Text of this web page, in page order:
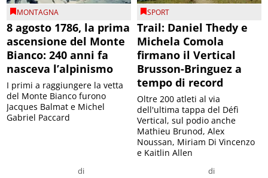
MONTAGNA
8 agosto 1786, la prima
ascensione del Monte
Bianco: 240 anni fa
nasceva l’alpinismo
di
I primi a raggiungere la vetta
del Monte Bianco furono
Jacques Balmat e Michel
Gabriel Paccard
SPORT
Trail: Daniel Thedy e
Michela Comola
firmano il Vertical
Brusson-Bringuez a
tempo di record
di
Oltre 200 atleti al via
dell'ultima tappa del Défì
Vertical, sul podio anche
Mathieu Brunod, Alex
Noussan, Miriam Di Vincenzo
e Kaitlin Allen